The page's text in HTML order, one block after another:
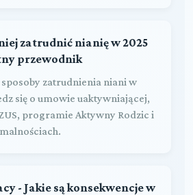
zatrudnić nianię w 2025
przewodnik
zatrudnienia niani w
się o umowie uaktywniającej,
programie Aktywny Rodzic i
- Jakie są konsekwencje w